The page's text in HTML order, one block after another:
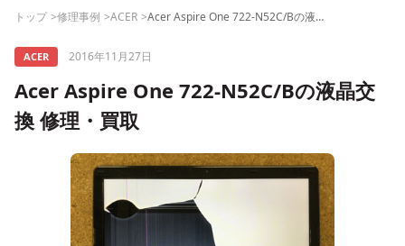
トップ 修理事例 ACER Acer Aspire One 722-N52C/Bの液晶交換 修理・買取
ACER 2016年11月27日
Acer Aspire One 722-N52C/Bの液晶交
換 修理・買取